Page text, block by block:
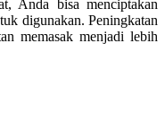
Anda bisa menciptakan
digunakan. Peningkatan
memasak menjadi lebih